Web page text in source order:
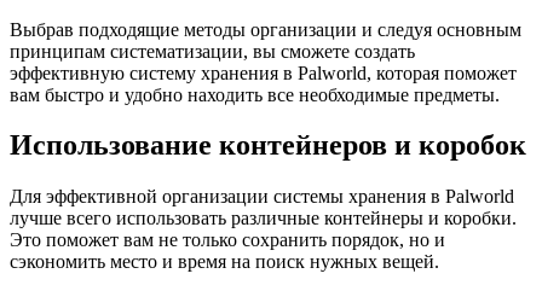
Выбрав подходящие методы организации и следуя основным
принципам систематизации, вы сможете создать
эффективную систему хранения в Palworld, которая поможет
вам быстро и удобно находить все необходимые предметы.
Использование контейнеров и коробок
Для эффективной организации системы хранения в Palworld
лучше всего использовать различные контейнеры и коробки.
Это поможет вам не только сохранить порядок, но и
сэкономить место и время на поиск нужных вещей.